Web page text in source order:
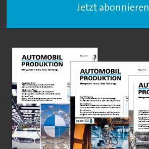
Jetzt abonnieren